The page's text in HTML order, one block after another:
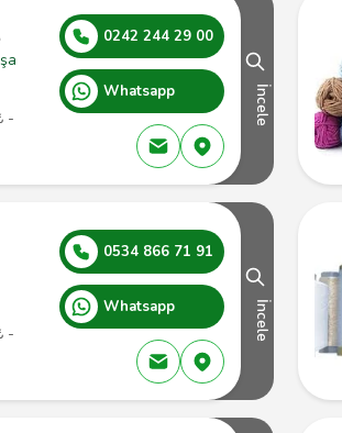
-
0242 244 29 00
Whatsapp İncele
-
0534 866 71 91
Whatsapp İncele